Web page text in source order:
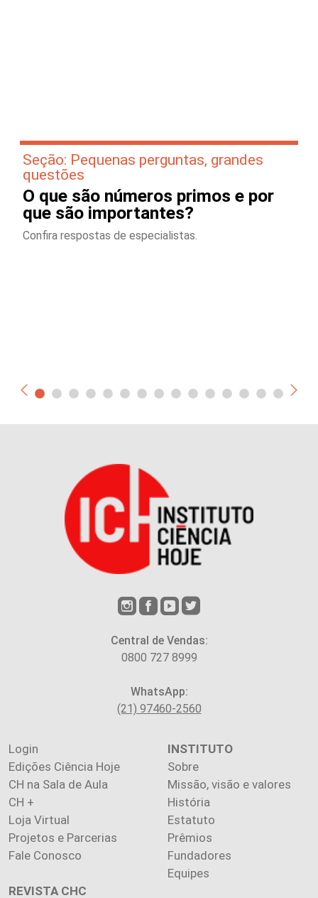
Seção: Pequenas perguntas, grandes
questões
O que são números primos e por
que são importantes?
Confira respostas de especialistas.
Central de Vendas:
0800 727 8999
WhatsApp:
(21) 97460-2560
Login
Edições Ciência Hoje
CH na Sala de Aula
CH +
Loja Virtual
Projetos e Parcerias
Fale Conosco
INSTITUTO
Sobre
Missão, visão e valores
História
Estatuto
Prêmios
Fundadores
Equipes
REVISTA CHC